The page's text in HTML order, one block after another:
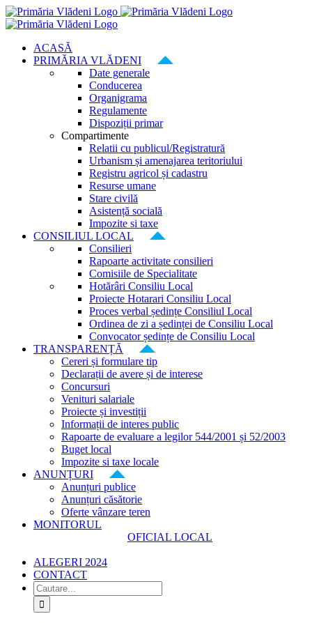
Skip
to
ACASĂ
PRIMĂRIA VLĂDENI
Date generale
Conducerea
Organigrama
Regulamente
Dispoziții primar
Compartimente
Relatii cu publicul/Registratură
Urbanism și amenajarea teritoriului
Registru agricol și cadastru
Resurse umane
Stare civilă
Asistență socială
Impozite si taxe
CONSILIUL LOCAL
Consilieri
Rapoarte activitate consilieri
Comisiile de Specialitate
Hotărâri Consiliu Local
Proiecte Hotarari Consiliu Local
Proces verbal ședințe Consiliul Local
Ordinea de zi a ședinței de Consiliu Local
Convocator ședințe de Consiliu Local
TRANSPARENȚĂ
Cereri și formulare tip
Declarații de avere și de interese
Concursuri
Venituri salariale
Proiecte și investiții
Informații de interes public
Rapoarte de evaluare a legilor 544/2001 și 52/2003
Buget local
Impozite si taxe locale
ANUNȚURI
Anunțuri publice
Anunțuri căsătorie
Oferte vânzare teren
MONITORUL
OFICIAL LOCAL
ALEGERI 2024
CONTACT
Cautare...